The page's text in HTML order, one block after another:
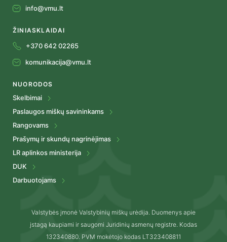
info@vmu.lt
ŽINIASKLAIDAI
+370 642 02265
komunikacija@vmu.lt
NUORODOS
Skelbimai
Paslaugos miškų savininkams
Rangovams
Prašymų ir skundų nagrinėjimas
LR aplinkos ministerija
DUK
Darbuotojams
Valstybės įmonė Valstybinių miškų urėdija. Duomenys apie
įstagą kaupiami ir saugomi Juridinių asmenų registre. Kodas
132340880. PVM mokėtojo kodas LT323408811